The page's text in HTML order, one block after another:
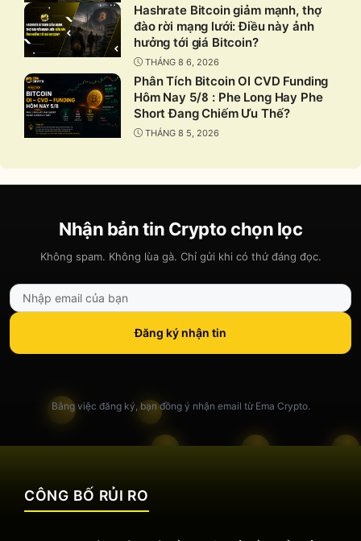
Hashrate Bitcoin giảm mạnh, thợ
đào rời mạng lưới: Điều này ảnh
hưởng tới giá Bitcoin?
THÁNG 8 6, 2026
Phân Tích Bitcoin OI CVD Funding
Hôm Nay 5/8 : Phe Long Hay Phe
Short Đang Chiếm Ưu Thế?
THÁNG 8 5, 2026
Nhận bản tin Crypto chọn lọc
Không spam. Không lùa gà. Chỉ gửi khi có thứ đáng đọc.
Đăng ký nhận tin
Bằng việc đăng ký, bạn đồng ý nhận email từ Ema Crypto.
CÔNG BỐ RỦI RO